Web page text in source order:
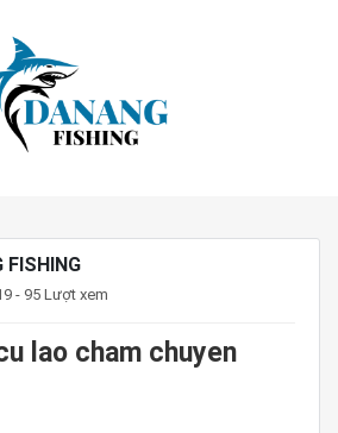
FISHING
- 95 Lượt xem
lao cham chuyen